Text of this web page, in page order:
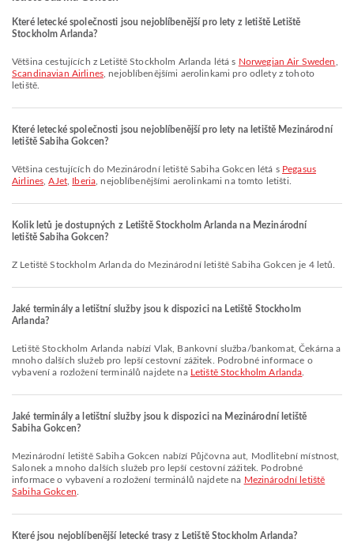
Které letecké společnosti jsou nejoblíbenější pro lety z letiště Letiště
Stockholm Arlanda?
Většina cestujících z Letiště Stockholm Arlanda létá s Norwegian Air Sweden
Scandinavian Airlines, nejoblíbenějšími aerolinkami pro odlety z tohoto
letiště.
Které letecké společnosti jsou nejoblíbenější pro lety na letiště Mezinárodní
letiště Sabiha Gokcen?
Většina cestujících do Mezinárodní letiště Sabiha Gokcen létá s Pegasus
Airlines ,AJet, Iberia , nejoblíbenějšími aerolinkami na tomto letišti.
Kolik letů je dostupných z Letiště Stockholm Arlanda na Mezinárodní
letiště Sabiha Gokcen?
Z Letiště Stockholm Arlanda do Mezinárodní letiště Sabiha Gokcen je 4 letů.
Jaké terminály a letištní služby jsou k dispozici na Letiště Stockholm
Arlanda?
Letiště Stockholm Arlanda nabízí Vlak, Bankovní služba/bankomat, Čekárna a
mnoho dalších služeb pro lepší cestovní zážitek. Podrobné informace o
vybavení a rozložení terminálů najdete na Letiště Stockholm Arlanda
Jaké terminály a letištní služby jsou k dispozici na Mezinárodní letiště
Sabiha Gokcen?
Mezinárodní letiště Sabiha Gokcen nabízí Půjčovna aut, Modlitební místnost,
Salonek a mnoho dalších služeb pro lepší cestovní zážitek. Podrobné
informace o vybavení a rozložení terminálů najdete na Mezinárodní letiště
Sabiha Gokcen
Které jsou nejoblíbenější letecké trasy z Letiště Stockholm Arlanda?